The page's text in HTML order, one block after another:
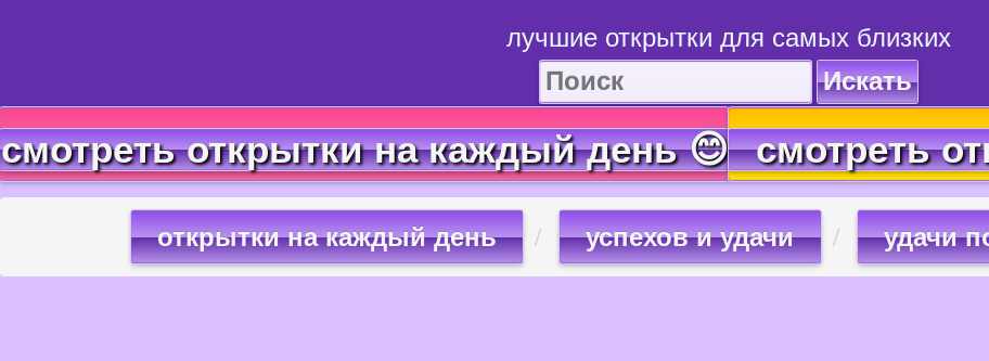
лучшие открытки для самых близких
Искать
смотреть открытки на каждый день 😊 смотреть
открытки на каждый день успехов и удачи удачи